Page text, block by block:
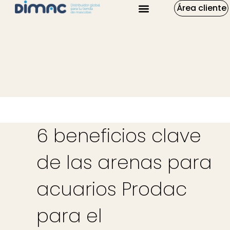
Área cliente
6 beneficios clave
de las arenas para
acuarios Prodac
para el